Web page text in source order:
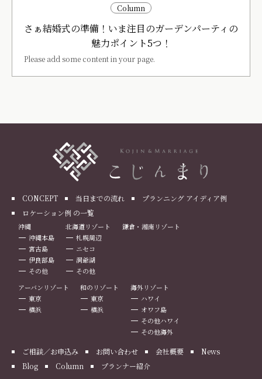
Column
さぁ結婚式の準備！いま注目のガーデンパーティの
魅力ポイント5つ！
Please add some content in your page.
CONCEPT 当日までの流れ
プランニング アイディア例
ロケーション例 の一覧
沖縄
沖縄本島
宮古島
伊良部島
その他
北海道リゾート
札幌周辺
ニセコ
洞爺湖
その他
鎌倉・湘南リゾート
アーバンリゾート
東京
横浜
和のリゾート
東京
横浜
海外リゾート
ハワイ
オワフ島
その他ハワイ
その他海外
ご相談／お申込み お問い合わせ 会社概要
News
Blog
Column プランナー紹介